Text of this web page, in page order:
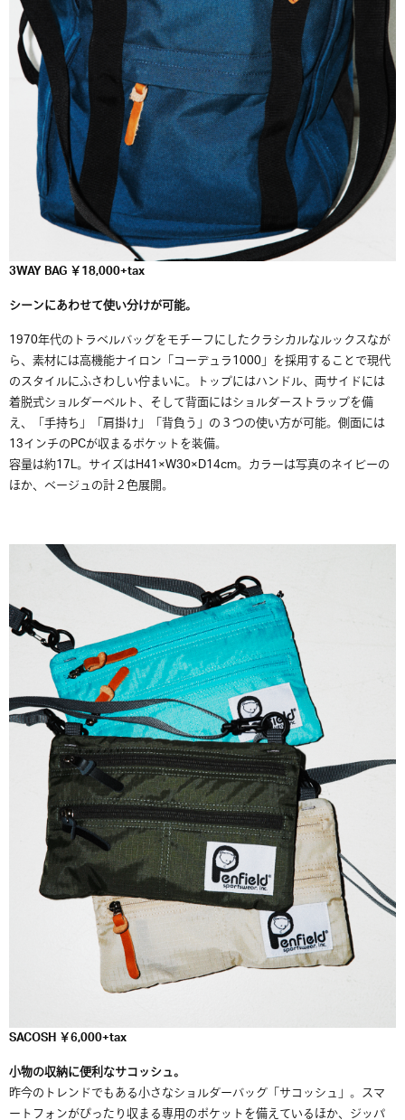
3WAY BAG ￥18,000+tax
シーンにあわせて使い分けが可能。
1970年代のトラベルバッグをモチーフにしたクラシカルなルックスなが
ら、素材には高機能ナイロン「コーデュラ1000」を採用することで現代
のスタイルにふさわしい佇まいに。トップにはハンドル、両サイドには
着脱式ショルダーベルト、そして背面にはショルダーストラップを備
え、「手持ち」「肩掛け」「背負う」の３つの使い方が可能。側面には
13インチのPCが収まるポケットを装備。
容量は約17L。サイズはH41×W30×D14cm。カラーは写真のネイビーの
ほか、ベージュの計２色展開。
SACOSH ￥6,000+tax
小物の収納に便利なサコッシュ。
昨今のトレンドでもある小さなショルダーバッグ「サコッシュ」。スマ
ートフォンがぴったり収まる専用のポケットを備えているほか、ジッパ